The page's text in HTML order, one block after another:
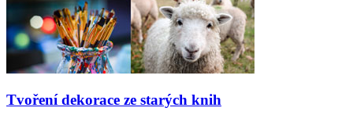
Tvoření dekorace ze starých knih